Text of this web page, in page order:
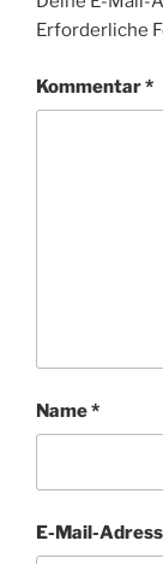
Erforderliche
Kommentar*
Name*
E-Mail-